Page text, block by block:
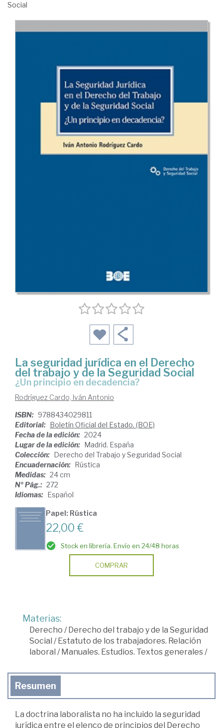
Social
La seguridad jurídica en el Derecho
del trabajo y de la Seguridad Social
¿Un principio en decadencia?
Rodríguez Cardo, Iván Antonio
ISBN: 9788434029811
Editorial: Boletín Oficial del Estado. (BOE)
Fecha de la edición: 2024
Lugar de la edición: Madrid. España
Colección: Derecho del Trabajo y Seguridad Social
Encuadernación: Rústica
Medidas: 24 cm
Nº Pág.: 272
Idiomas: Español
Papel: Rústica
22,00 €
Stock en librería. Envío en 24/48 horas
COMPRAR
Materias:
Derecho / Derecho del trabajo y de la Seguridad
Social / Estatuto de los trabajadores. Relación
laboral / Manuales. Estudios. Textos generales/
Resumen
La doctrina laboralista no ha incluido la seguridad
jurídica entre el elenco de principios del Derecho